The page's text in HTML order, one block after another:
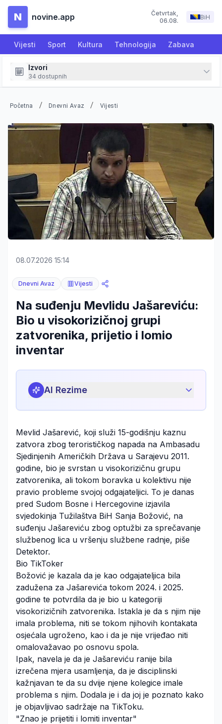
N novine.app Četvrtak,
06.08.
BiH
Vijesti Sport Kultura Tehnologija Zabava
Izvori
34 dostupnih
Početna / Dnevni Avaz / Vijesti
08.07.2026 15:14
Dnevni Avaz Vijesti
Na suđenju Mevlidu Jašareviću:
Bio u visokorizičnoj grupi
zatvorenika, prijetio i lomio
inventar
AI Rezime
Mevlid Jašarević, koji služi 15-godišnju kaznu
zatvora zbog terorističkog napada na Ambasadu
Sjedinjenih Američkih Država u Sarajevu 2011.
godine, bio je svrstan u visokorizičnu grupu
zatvorenika, ali tokom boravka u kolektivu nije
pravio probleme svojoj odgajateljici. To je danas
pred Sudom Bosne i Hercegovine izjavila
svjedokinja Tužilaštva BiH Sanja Božović, na
suđenju Jašareviću zbog optužbi za sprečavanje
službenog lica u vršenju službene radnje, piše
Detektor.
Bio TikToker
Božović je kazala da je kao odgajateljica bila
zadužena za Jašarevića tokom 2024. i 2025.
godine te potvrdila da je bio u kategoriji
visokorizičnih zatvorenika. Istakla je da s njim nije
imala problema, niti se tokom njihovih kontakata
osjećala ugroženo, kao i da je nije vrijeđao niti
omalovažavao po osnovu spola.
Ipak, navela je da je Jašareviću ranije bila
izrečena mjera usamljenja, da je disciplinski
kažnjavan te da su dvije njene kolegice imale
problema s njim. Dodala je i da joj je poznato kako
je objavljivao sadržaje na TikToku.
"Znao je prijetiti i lomiti inventar"